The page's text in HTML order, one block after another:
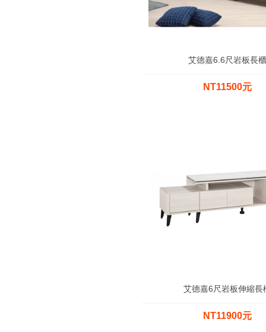
艾德嘉6.6尺岩板長櫃
NT11500元
艾德嘉6尺岩板伸縮長
NT11900元